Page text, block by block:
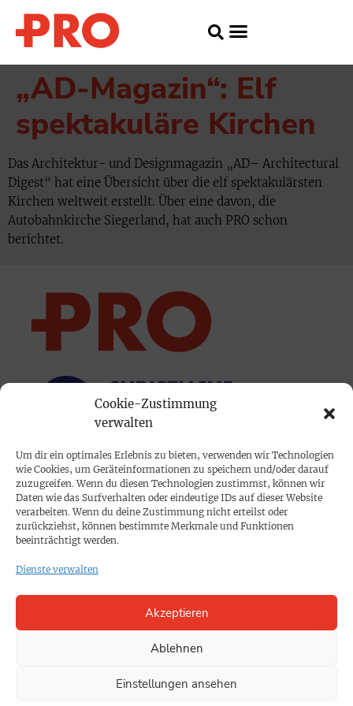
Cookie-Zustimmung
verwalten
Um dir ein optimales Erlebnis zu bieten, verwenden wir Technologien
wie Cookies, um Geräteinformationen zu speichern und/oder darauf
zuzugreifen. Wenn du diesen Technologien zustimmst, können wir
Daten wie das Surfverhalten oder eindeutige IDs auf dieser Website
verarbeiten. Wenn du deine Zustimmung nicht erteilst oder
zurückziehst, können bestimmte Merkmale und Funktionen
beeinträchtigt werden.
Dienste verwalten
Akzeptieren
Ablehnen
Einstellungen ansehen
„AD-Magazin“: Elf
spektakuläre Kirchen
Das Architektur- und Designmagazin „AD– Architectural
Digest“ hat eine Übersicht über die elf spektakulärsten
Kirchen weltweit erstellt. Über eine davon, die
Autobahnkirche Siegerland, hat auch PRO schon
berichtet.
PRINTAUSGABE
Mediadaten
Impressum